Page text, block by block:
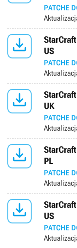
PATCHE

US
PATCHE

UK
PATCHE

PL
PATCHE

US
PATCHE